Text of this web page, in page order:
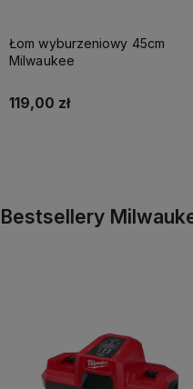
Łom wyburzeniowy 45cm
Milwaukee
119,00 zł
Bestsellery